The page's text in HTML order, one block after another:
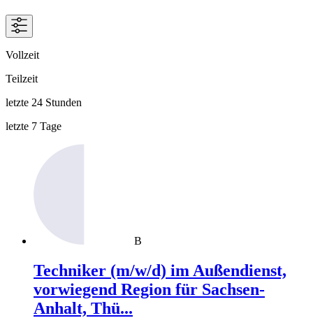
Vollzeit
Teilzeit
letzte 24 Stunden
letzte 7 Tage
B
Techniker (m/w/d) im Außendienst,
vorwiegend Region für Sachsen-
Anhalt, Thü...